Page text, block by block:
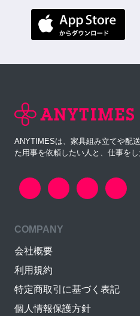
ANYTIMESは、家具組み立てや配
た用事を依頼したい人と、仕事を
COMPANY
会社概要
利用規約
特定商取引に基づく表記
個人情報保護方針